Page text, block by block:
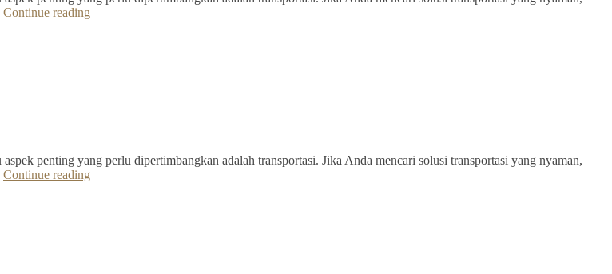
Continue reading
penting yang perlu dipertimbangkan adalah transportasi. Jika Anda mencari solusi transportasi yang nyaman,
Continue reading